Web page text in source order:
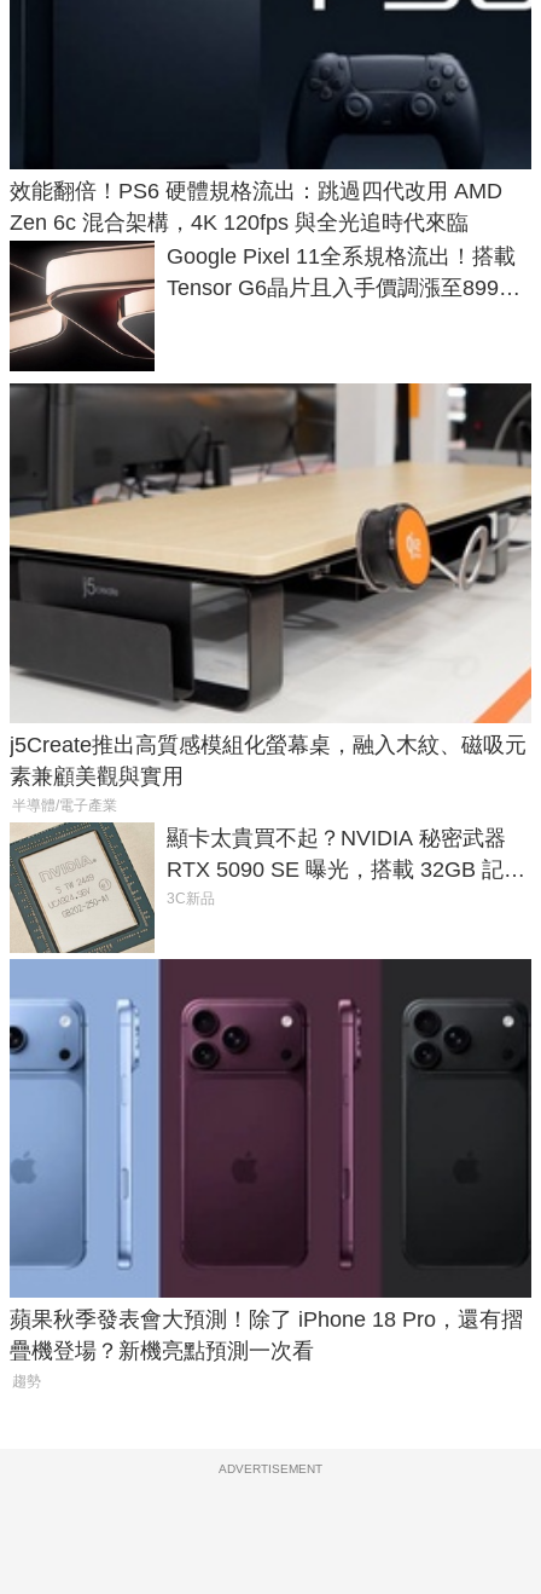
效能翻倍！PS6 硬體規格流出：跳過四代改用 AMD
Zen 6c 混合架構，4K 120fps 與全光追時代來臨
Google Pixel 11全系規格流出！搭載
Tensor G6晶片且入手價調漲至899美
j5Create推出高質感模組化螢幕桌，融入木紋、磁吸元
素兼顧美觀與實用
半導體/電子產業
顯卡太貴買不起？NVIDIA 秘密武器
RTX 5090 SE 曝光，搭載 32GB 記憶
體
3C新品
蘋果秋季發表會大預測！除了 iPhone 18 Pro，還有摺
疊機登場？新機亮點預測一次看
趨勢
ADVERTISEMENT